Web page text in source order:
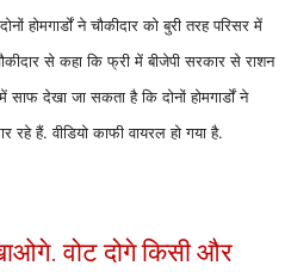
होमगार्डों ने चौकीदार को बुरी तरह परिसर में
चौकीदार से कहा कि फ्री में बीजेपी सरकार से राशन
देखा जा सकता है कि दोनों होमगार्डों ने
रहे हैं. वीडियो काफी वायरल हो गया है.
वोट दोगे किसी और